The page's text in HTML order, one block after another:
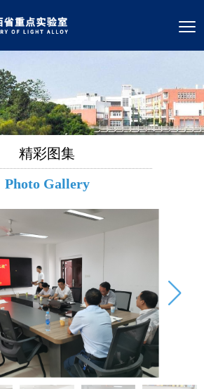
精彩图集
Photo Gallery